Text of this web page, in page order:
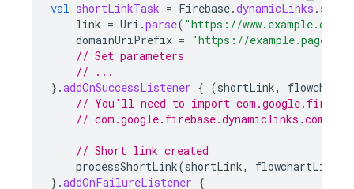
val shortLinkTask = Firebase.dynamicLinks .
link = Uri .parse( "https://www.example.com/"
domainUriPrefix = "https://
// Set parameters
// ...
}.addOnSuccessListener { (shortLink,
// You'll need to import
//
// Short link created
processShortLink(shortLink, flowchartLink
}.addOnFailureListener {